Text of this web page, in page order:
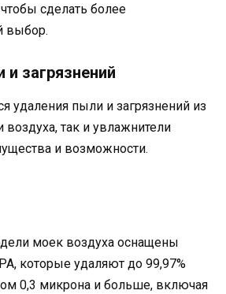
сделать более
выбор.
загрязнений
удаления пыли и загрязнений из
воздуха, так и увлажнители
и возможности.
моек воздуха оснащены
которые удаляют до 99,97%
0,3 микрона и больше, включая